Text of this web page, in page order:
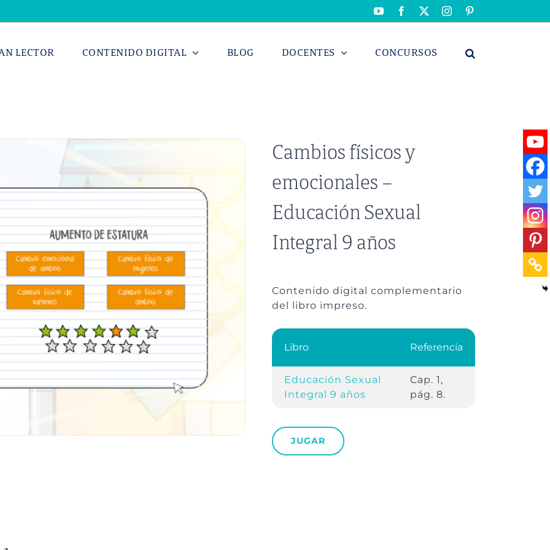
YouTubeFacebook Instagram
LECTOR CONTENIDO DIGITAL BLOG DOCENTES CONCURSOS
Cambios físicos y
emocionales –
Educación Sexual
Integral 9 años
Contenido digital complementario
del libro impreso.
Libro Referencia
Educación Sexual
Integral 9 años
Cap. 1,
pág. 8.
JUGAR